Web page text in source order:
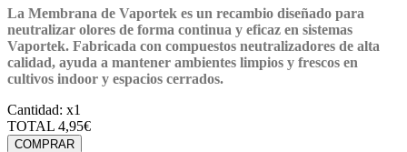
La Membrana de Vaportek es un recambio diseñado para
neutralizar olores de forma continua y eficaz en sistemas
Vaportek. Fabricada con compuestos neutralizadores de alta
calidad, ayuda a mantener ambientes limpios y frescos en
cultivos indoor y espacios cerrados.
Cantidad: x1
TOTAL 4,95€
COMPRAR